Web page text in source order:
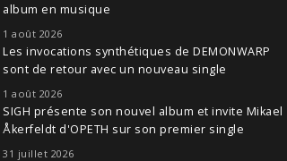
album en musique
1 août 2026
Les invocations synthétiques de DEMONWARP
sont de retour avec un nouveau single
1 août 2026
SIGH présente son nouvel album et invite Mikael
Åkerfeldt d'OPETH sur son premier single
31 juillet 2026